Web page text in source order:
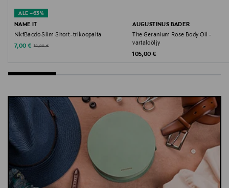
ALE –63%
NAME IT
NkfBacdo Slim Short -trikoopaita
Discounted Price
7,00 € Original Price
18,99 €
AUGUSTINUS BADER
The Geranium Rose Body Oil -
vartaloöljy
Original Price
105,00 €